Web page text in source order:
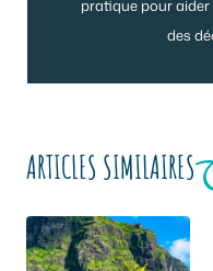
pratique pour
des
ARTICLES SIMILAIRES